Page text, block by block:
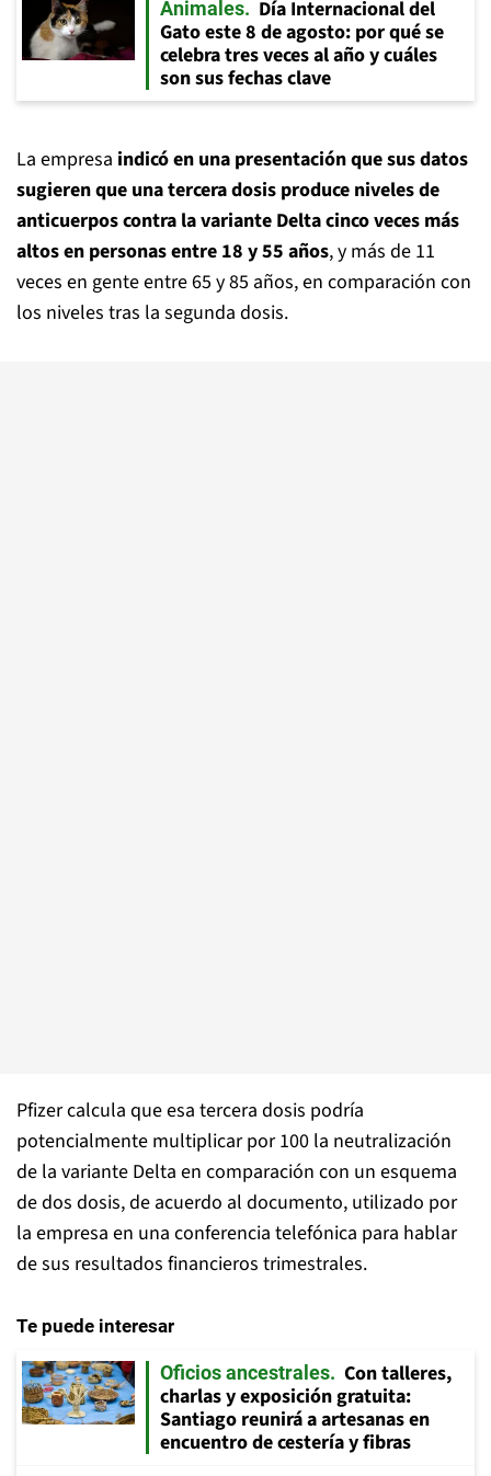
Animales
Día Internacional del
Gato este 8 de agosto: por qué se
celebra tres veces al año y cuáles
son sus fechas clave
La empresa indicó en una presentación que sus datos
sugieren que una tercera dosis produce niveles de
anticuerpos contra la variante Delta cinco veces más
altos en personas entre 18 y 55 años, y más de 11
veces en gente entre 65 y 85 años, en comparación con
los niveles tras la segunda dosis.
Pfizer calcula que esa tercera dosis podría
potencialmente multiplicar por 100 la neutralización
de la variante Delta en comparación con un esquema
de dos dosis, de acuerdo al documento, utilizado por
la empresa en una conferencia telefónica para hablar
de sus resultados financieros trimestrales.
Te puede interesar
Oficios ancestrales
Con talleres,
charlas y exposición gratuita:
Santiago reunirá a artesanas en
encuentro de cestería y fibras